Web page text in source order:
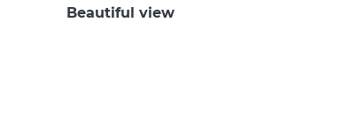
Beautiful view